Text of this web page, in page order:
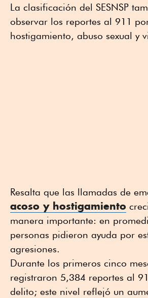
La clasificación del SESNSP
observar los reportes al 911
hostigamiento, abuso sexual y
Resalta que las llamadas de
acoso y hostigamiento
manera importante: en
personas pidieron ayuda por
agresiones.
Durante los primeros cinco
registraron 5,384 reportes al
delito; este nivel reflejó un